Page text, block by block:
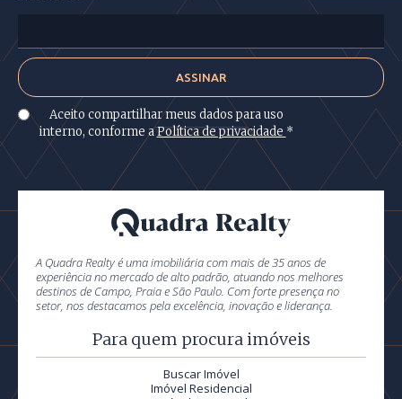
Aceito compartilhar meus dados para uso
interno, conforme aPolítica de privacidade *
A Quadra Realty é uma imobiliária com mais de 35 anos de
experiência no mercado de alto padrão, atuando nos melhores
destinos de Campo, Praia e São Paulo. Com forte presença no
setor, nos destacamos pela excelência, inovação e liderança.
Para quem procura imóveis
Buscar Imóvel
Imóvel Residencial